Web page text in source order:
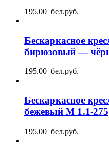
195.00 бел.руб.
Бескаркасное
бирюзовый —
195.00 бел.руб.
Бескаркасное
бежевый М 1.1-275
195.00 бел.руб.